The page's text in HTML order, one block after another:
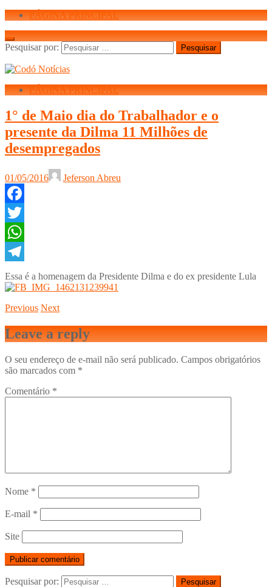
PÁGINA PRINCIPAL
Pesquisar por:
PÁGINA PRINCIPAL
1° de Maio dia do Trabalhador e o
presente da Dilma 11 Milhões de
desempregados
01/05/2016 Jeferson Abreu
Facebook
Twitter
WhatsApp
Telegram
Essa é a homenagem da Presidente Dilma e do ex presidente Lula
Previous Next
Leave a reply
O seu endereço de e-mail não será publicado. Campos obrigatórios
são marcados com *
Comentário *
Nome *
E-mail *
Site
Pesquisar por: